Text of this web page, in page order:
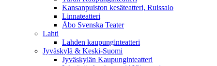
Kansanpuiston kesäteatteri, Ruissalo
Linnateatteri
Åbo Svenska Teater
Lahti
Lahden kaupunginteatteri
Jyväskylä & Keski-Suomi
Jyväskylän Kaupunginteatteri